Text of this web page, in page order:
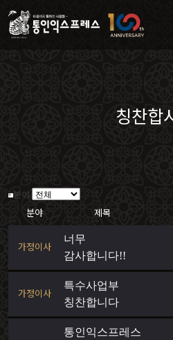
칭찬합
분야
분야 제목
가정이사
너무
감사합니다!!
가정이사
특수사업부
칭찬합니다
통인익스프레스